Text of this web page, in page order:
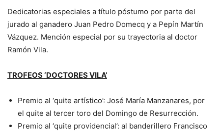
Dedicatorias especiales a título póstumo por parte del
jurado al ganadero Juan Pedro Domecq y a Pepín Martín
Vázquez. Mención especial por su trayectoria al doctor
Ramón Vila.
TROFEOS ‘DOCTORES VILA’
Premio al ‘quite artístico’: José María Manzanares, por
el quite al tercer toro del Domingo de Resurrección.
Premio al ‘quite providencial’: al banderillero Francisco